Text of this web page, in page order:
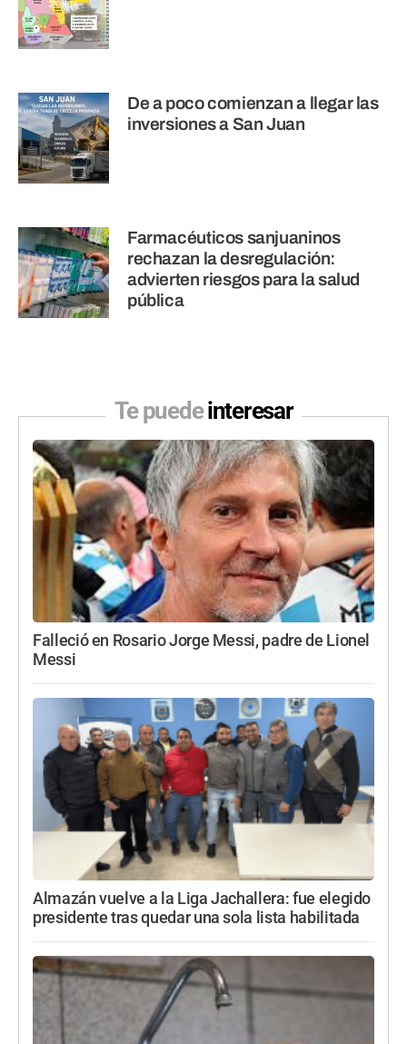
De a poco comienzan a llegar las
inversiones a San Juan
Farmacéuticos sanjuaninos
rechazan la desregulación:
advierten riesgos para la salud
pública
Te puedeinteresar
Falleció en Rosario Jorge Messi, padre de Lionel
Messi
Almazán vuelve a la Liga Jachallera: fue elegido
presidente tras quedar una sola lista habilitada